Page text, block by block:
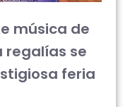
música de
se
feria